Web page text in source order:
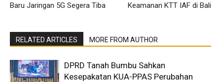
Baru Jaringan 5G Segera Tiba
Keamanan KTT IAF di Bali
RELATED ARTICLES MORE FROM AUTHOR
DPRD Tanah Bumbu Sahkan
Kesepakatan KUA-PPAS Perubahan